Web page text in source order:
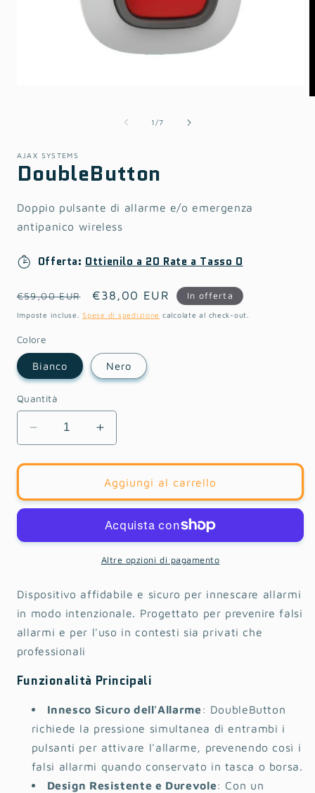
modale
1 /su
7
AJAX SYSTEMS
DoubleButton
Doppio pulsante di allarme e/o emergenza
antipanico wireless
Offerta: Ottienilo a 20 Rate a Tasso 0
Prezzo
di
€59,00 EUR
Prezzo
scontato
€38,00 EUR In offerta
Imposte incluse.Spese di spedizione calcolate al check-out.
Colore
Bianco Nero
Quantità
Diminuisci
quantità
per
DoubleButton
Aumenta
quantità
per
DoubleButton
Aggiungi al carrello
Altre opzioni di pagamento
Dispositivo affidabile e sicuro per innescare allarmi
in modo intenzionale. Progettato per prevenire falsi
allarmi e per l'uso in contesti sia privati che
professionali
Funzionalità Principali
Innesco Sicuro dell'Allarme: DoubleButton
richiede la pressione simultanea di entrambi i
pulsanti per attivare l'allarme, prevenendo così i
falsi allarmi quando conservato in tasca o borsa.
Design Resistente e Durevole: Con un